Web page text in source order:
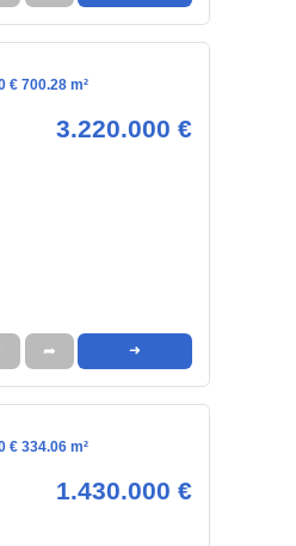
€ 700.28 m²
3.220.000 €
➦ ➜
€ 334.06 m²
1.430.000 €